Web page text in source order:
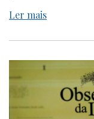
Ler mais